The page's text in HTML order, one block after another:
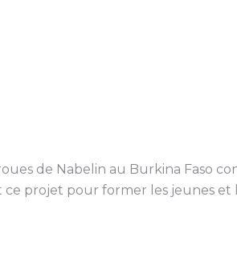
de Nabelin au Burkina Faso
ce projet pour former les jeunes